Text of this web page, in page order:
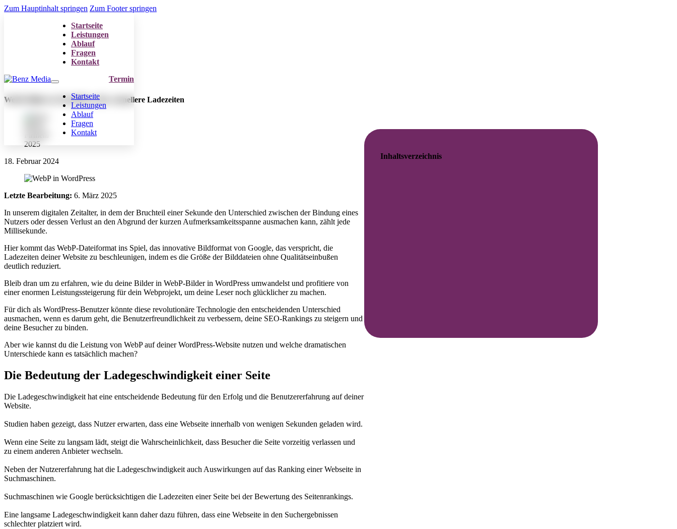
Zum Hauptinhalt springen Zum Footer springen
Startseite
Leistungen
Ablauf
Fragen
Kontakt
Startseite
Leistungen
Ablauf
Fragen
Kontakt
Termin
WebP-Bilder in WordPress für schnellere Ladezeiten
18. Februar 2024
Letzte Bearbeitung: 6. März 2025
In unserem digitalen Zeitalter, in dem der Bruchteil einer Sekunde den Unterschied zwischen der Bindung eines
Nutzers oder dessen Verlust an den Abgrund der kurzen Aufmerksamkeitsspanne ausmachen kann, zählt jede
Millisekunde.
Hier kommt das WebP-Dateiformat ins Spiel, das innovative Bildformat von Google, das verspricht, die
Ladezeiten deiner Website zu beschleunigen, indem es die Größe der Bilddateien ohne Qualitätseinbußen
deutlich reduziert.
Bleib dran um zu erfahren, wie du deine Bilder in WebP-Bilder in WordPress umwandelst und profitiere von
einer enormen Leistungssteigerung für dein Webprojekt, um deine Leser noch glücklicher zu machen.
Für dich als WordPress-Benutzer könnte diese revolutionäre Technologie den entscheidenden Unterschied
ausmachen, wenn es darum geht, die Benutzerfreundlichkeit zu verbessern, deine SEO-Rankings zu steigern und
deine Besucher zu binden.
Aber wie kannst du die Leistung von WebP auf deiner WordPress-Website nutzen und welche dramatischen
Unterschiede kann es tatsächlich machen?
Die Bedeutung der Ladegeschwindigkeit einer Seite
Die Ladegeschwindigkeit hat eine entscheidende Bedeutung für den Erfolg und die Benutzererfahrung auf deiner
Website.
Studien haben gezeigt, dass Nutzer erwarten, dass eine Webseite innerhalb von wenigen Sekunden geladen wird.
Wenn eine Seite zu langsam lädt, steigt die Wahrscheinlichkeit, dass Besucher die Seite vorzeitig verlassen und
zu einem anderen Anbieter wechseln.
Neben der Nutzererfahrung hat die Ladegeschwindigkeit auch Auswirkungen auf das Ranking einer Webseite in
Suchmaschinen.
Suchmaschinen wie Google berücksichtigen die Ladezeiten einer Seite bei der Bewertung des Seitenrankings.
Eine langsame Ladegeschwindigkeit kann daher dazu führen, dass eine Webseite in den Suchergebnissen
schlechter platziert wird.
Inhaltsverzeichnis